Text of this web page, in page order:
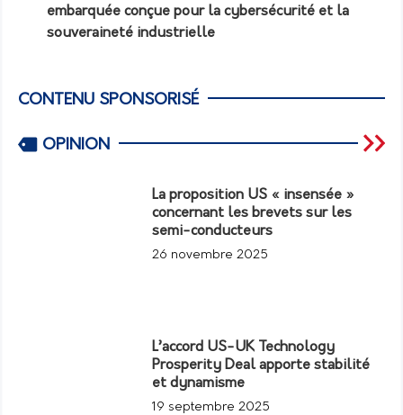
embarquée conçue pour la cybersécurité et la
souveraineté industrielle
CONTENU SPONSORISÉ
OPINION
La proposition US « insensée »
concernant les brevets sur les
semi-conducteurs
26 novembre 2025
L’accord US-UK Technology
Prosperity Deal apporte stabilité
et dynamisme
19 septembre 2025